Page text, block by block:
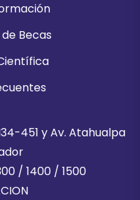
Becas
451 y Av. Atahualpa
/ 1400 / 1500